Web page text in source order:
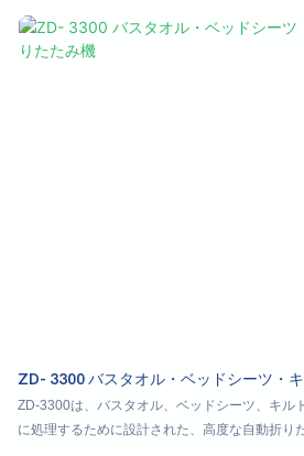
ZD- 3300 バスタオル・ベッドシーツ・
たみ機
ZD-3300は、バスタオル、ベッドシーツ、キル
に処理するために設計された、高度な自動折り